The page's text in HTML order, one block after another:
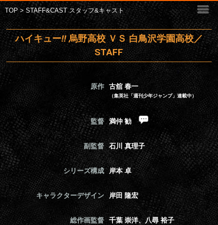
TOP > STAFF&CAST スタッフ&キャスト
ハイキュー!!烏野高校 ＶＳ 白鳥沢学園高校／
STAFF
原作 古舘 春一
（集英社「週刊少年ジャンプ」連載中）
監督 満仲 勧
副監督 石川 真理子
シリーズ構成 岸本 卓
キャラクターデザイン 岸田 隆宏
総作画監督 千葉 崇洋、八尋 裕子